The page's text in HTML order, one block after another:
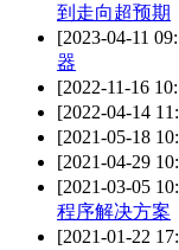
到走向超预期
[2023-04-11
器
[2022-11-16
[2022-04-14
[2021-05-18
[2021-04-29
[2021-03-05
程序解决方案
[2021-01-22